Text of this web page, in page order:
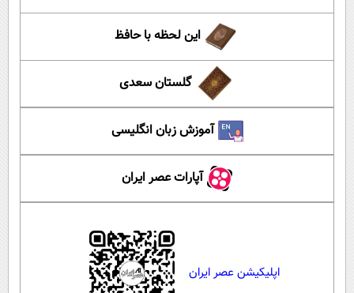
این لحظه با حافظ
گلستان سعدی
آموزش زبان انگلیسی
آپارات عصر ایران
اپلیکیشن عصر ایران